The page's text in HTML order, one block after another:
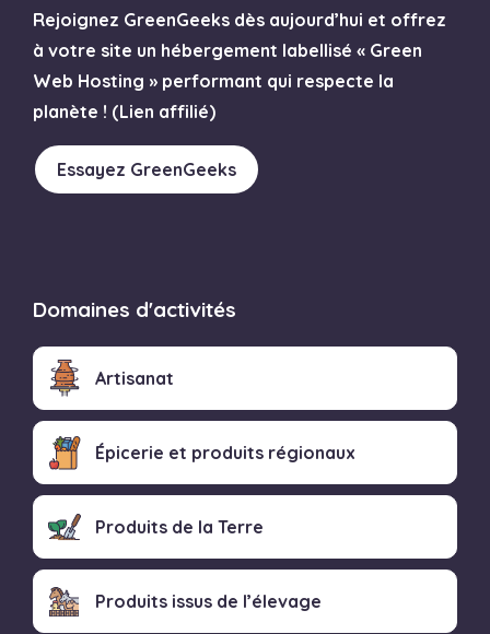
Rejoignez GreenGeeks dès aujourd’hui et offrez
à votre site un hébergement labellisé « Green
Web Hosting » performant qui respecte la
planète ! (Lien affilié)
Essayez GreenGeeks
Domaines d'activités
Artisanat
Épicerie et produits régionaux
Produits de la Terre
Produits issus de l’élevage